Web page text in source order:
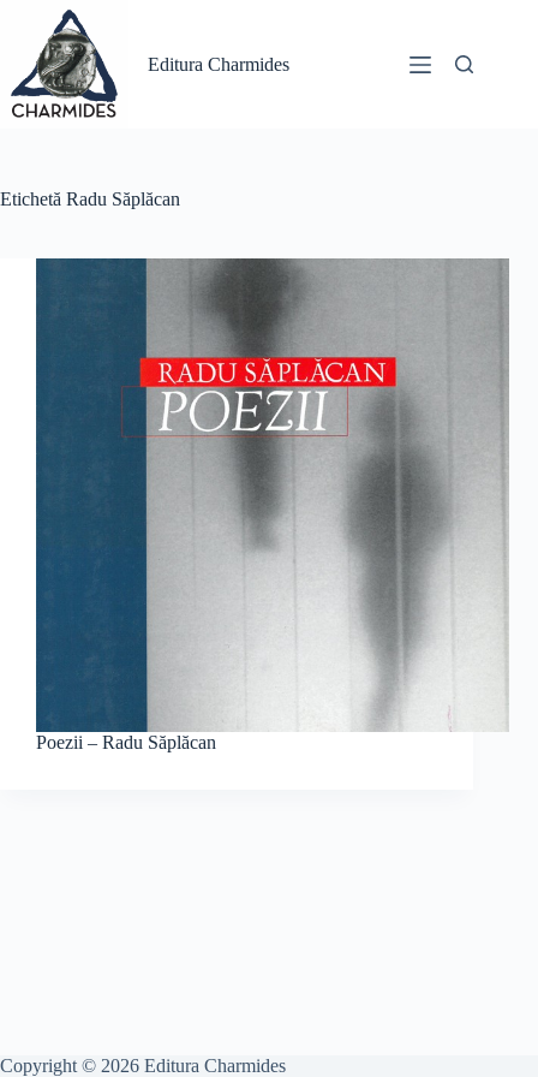
conținut
Editura Charmides
Etichetă Radu Săplăcan
Poezii – Radu Săplăcan
Copyright © 2026 Editura Charmides